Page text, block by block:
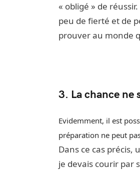
« obligé » de
peu de fierté et de
prouver au monde
3. La chance ne
Evidemment, il est
préparation ne peut
Dans ce cas
je devais courir par